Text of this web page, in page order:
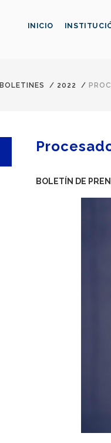
INICIO
BOLETINES / 2022 /
BOLETÍN DE